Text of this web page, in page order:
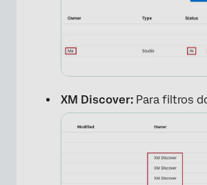
XM Discover: Para filtros